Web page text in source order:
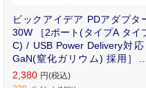
ビックアイデア PDアダプタ
30W ［2ポート(タイプA タイ
C) / USB Power Delivery対
GaN(窒化ガリウム) 採用］ ブ
ラック BIT-ACPD302AK
2,380 円(税込)